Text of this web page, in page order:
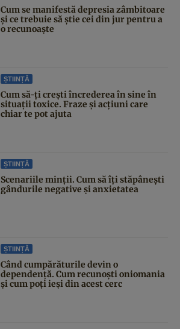
Cum se manifestă depresia zâmbitoare
și ce trebuie să știe cei din jur pentru a
o recunoaște
ȘTIINȚĂ
Cum să-ți crești încrederea în sine în
situații toxice. Fraze și acțiuni care
chiar te pot ajuta
ȘTIINȚĂ
Scenariile minții. Cum să îți stăpânești
gândurile negative și anxietatea
ȘTIINȚĂ
Când cumpărăturile devin o
dependență. Cum recunoști oniomania
și cum poți ieși din acest cerc